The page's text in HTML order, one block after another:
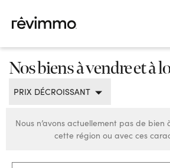
Nos biens à vendre et à
PRIX DÉCROISSANT
Nous n’avons actuellement pas de bien
cette région ou avec ces